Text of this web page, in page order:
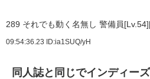
289 それでも動く名無し 警備員
09:54:36.23 ID:ia1SUQ/yH
同人誌と同じでインディー